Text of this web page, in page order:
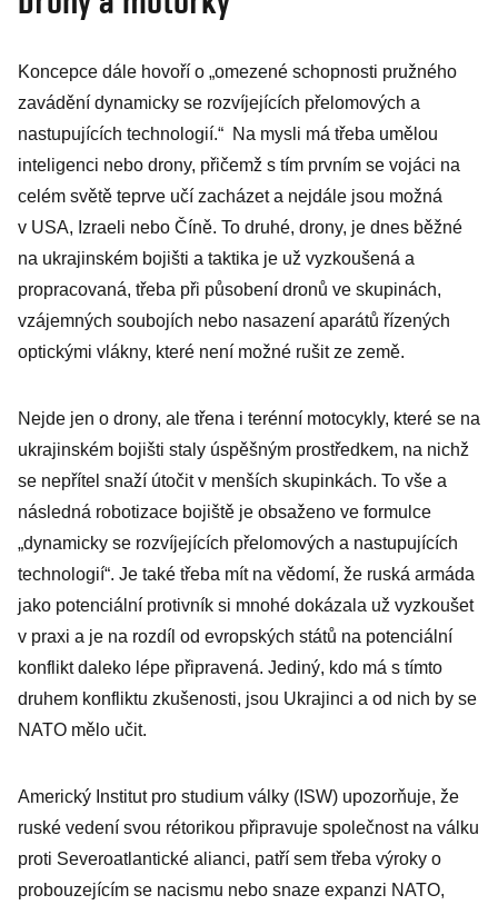
Koncepce dále hovoří o „omezené schopnosti pružného
zavádění dynamicky se rozvíjejících přelomových a
nastupujících technologií.“ Na mysli má třeba umělou
inteligenci nebo drony, přičemž s tím prvním se vojáci na
celém světě teprve učí zacházet a nejdále jsou možná
v USA, Izraeli nebo Číně. To druhé, drony, je dnes běžné
na ukrajinském bojišti a taktika je už vyzkoušená a
propracovaná, třeba při působení dronů ve skupinách,
vzájemných soubojích nebo nasazení aparátů řízených
optickými vlákny, které není možné rušit ze země.
Nejde jen o drony, ale třena i terénní motocykly, které se na
ukrajinském bojišti staly úspěšným prostředkem, na nichž
se nepřítel snaží útočit v menších skupinkách. To vše a
následná robotizace bojiště je obsaženo ve formulce
„dynamicky se rozvíjejících přelomových a nastupujících
technologií“. Je také třeba mít na vědomí, že ruská armáda
jako potenciální protivník si mnohé dokázala už vyzkoušet
v praxi a je na rozdíl od evropských států na potenciální
konflikt daleko lépe připravená. Jediný, kdo má s tímto
druhem konfliktu zkušenosti, jsou Ukrajinci a od nich by se
NATO mělo učit.
Americký Institut pro studium války (ISW) upozorňuje, že
ruské vedení svou rétorikou připravuje společnost na válku
proti Severoatlantické alianci, patří sem třeba výroky o
probouzejícím se nacismu nebo snaze expanzi NATO,